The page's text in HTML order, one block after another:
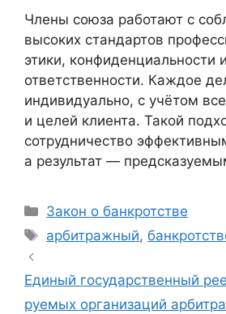
Члены союза работают с
высоких стандартов
этики, конфиденциальности и
ответственности. Каждое
индивидуально, с учётом
и целей клиента. Такой
сотрудничество
а результат —
Рубрики
Закон о банкротстве
Метки
арбитражный,
Единый государственный
руемых организаций